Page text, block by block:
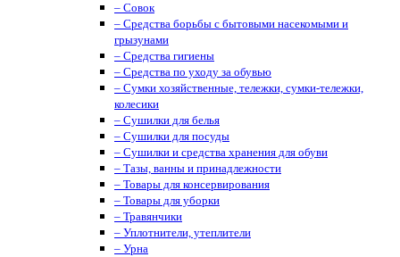
– Совок
– Средства борьбы с бытовыми насекомыми и
грызунами
– Средства гигиены
– Средства по уходу за обувью
– Сумки хозяйственные, тележки, сумки-тележки,
колесики
– Сушилки для белья
– Сушилки для посуды
– Сушилки и средства хранения для обуви
– Тазы, ванны и принадлежности
– Товары для консервирования
– Товары для уборки
– Травянчики
– Уплотнители, утеплители
– Урна